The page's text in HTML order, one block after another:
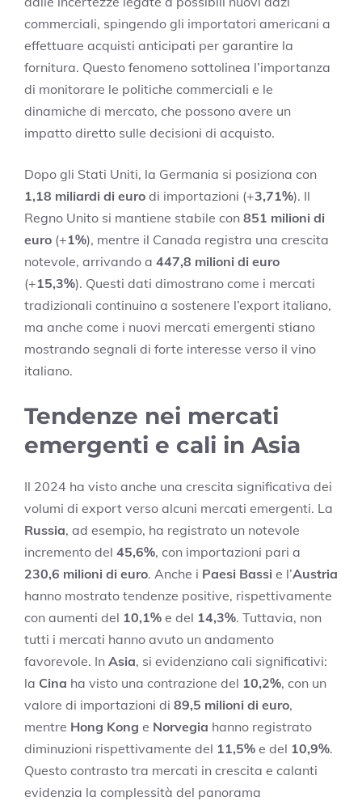
commerciali, spingendo gli importatori americani a
effettuare acquisti anticipati per garantire la
fornitura. Questo fenomeno sottolinea l’importanza
di monitorare le politiche commerciali e le
dinamiche di mercato, che possono avere un
impatto diretto sulle decisioni di acquisto.
Dopo gli Stati Uniti, la Germania si posiziona con
1,18 miliardi di euro di importazioni (+3,71%). Il
Regno Unito si mantiene stabile con 851 milioni di
euro (+1%), mentre il Canada registra una crescita
notevole, arrivando a 447,8 milioni di euro
(+15,3%). Questi dati dimostrano come i mercati
tradizionali continuino a sostenere l’export italiano,
ma anche come i nuovi mercati emergenti stiano
mostrando segnali di forte interesse verso il vino
italiano.
Tendenze nei mercati
emergenti e cali in Asia
Il 2024 ha visto anche una crescita significativa dei
volumi di export verso alcuni mercati emergenti. La
Russia, ad esempio, ha registrato un notevole
incremento del 45,6%, con importazioni pari a
230,6 milioni di euro. Anche i Paesi Bassi e l’Austria
hanno mostrato tendenze positive, rispettivamente
con aumenti del 10,1% e del 14,3%. Tuttavia, non
tutti i mercati hanno avuto un andamento
favorevole. In Asia, si evidenziano cali significativi:
la Cina ha visto una contrazione del 10,2%, con un
valore di importazioni di 89,5 milioni di euro,
mentre Hong Kong e Norvegia hanno registrato
diminuzioni rispettivamente del 11,5% e del 10,9%.
Questo contrasto tra mercati in crescita e calanti
evidenzia la complessità del panorama